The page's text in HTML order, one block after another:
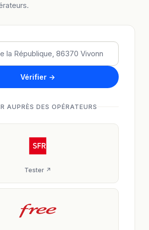
Vérifier →
AUPRÈS DES OPÉRATEURS
Tester ↗